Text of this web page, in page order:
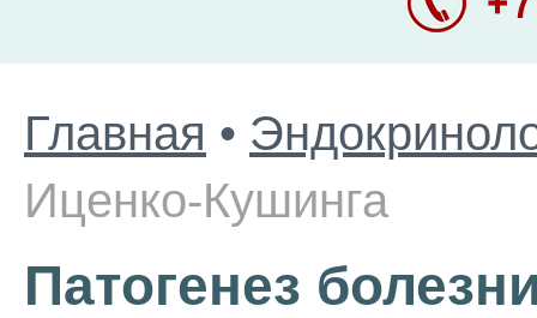
Главная •
Иценко-Кушинга
Патогенез